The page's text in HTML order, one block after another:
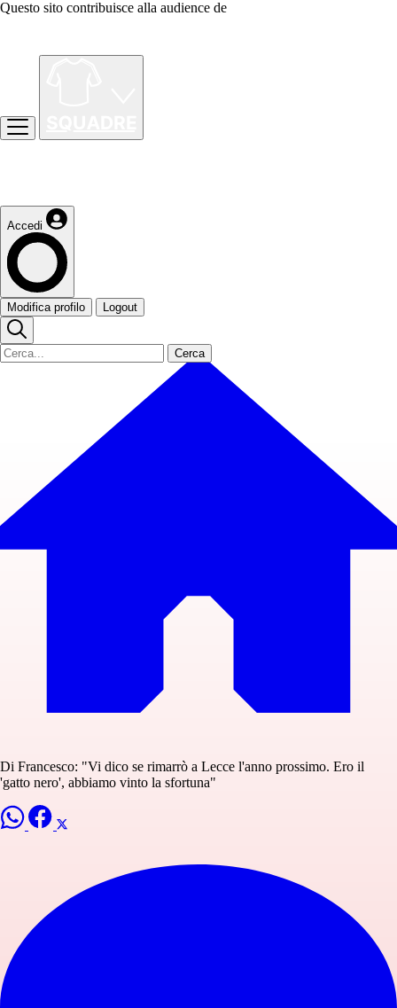
Questo sito contribuisce alla audience de
Accedi
Modifica profilo Logout
Cerca
Di Francesco: "Vi dico se rimarrò a Lecce l'anno prossimo. Ero il
'gatto nero', abbiamo vinto la sfortuna"